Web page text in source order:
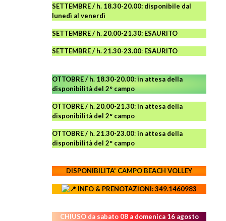
SETTEMBRE / h. 18.30-20.00: disponibile dal
lunedì al venerdì
SETTEMBRE / h. 20.00-21.30: ESAURITO
SETTEMBRE / h. 21.30-23.00: ESAURITO
OTTOBRE / h. 18.30-20.00:in attesa della
disponibilità del 2° campo
OTTOBRE / h. 20.00-21.30:in attesa della
disponibilità del 2° campo
OTTOBRE / h. 21.30-23.00:in attesa della
disponibilità del 2° campo
DISPONIBILITA' CAMPOBEACH VOLLEY
INFO & PRENOTAZIONI: 349.1460983
CHIUSO da sabato 08 a domenica 16 agosto